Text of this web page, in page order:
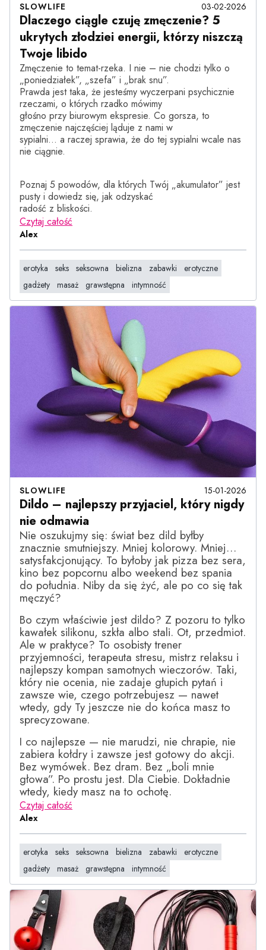
SLOWLIFE 03-02-2026
Dlaczego ciągle czuję zmęczenie? 5
ukrytych złodziei energii, którzy niszczą
Twoje libido
Zmęczenie to temat-rzeka. I nie – nie chodzi tylko o
„poniedziałek”, „szefa” i „brak snu”.
Prawda jest taka, że jesteśmy wyczerpani psychicznie
rzeczami, o których rzadko mówimy
głośno przy biurowym ekspresie. Co gorsza, to
zmęczenie najczęściej ląduje z nami w
sypialni… a raczej sprawia, że do tej sypialni wcale nas
nie ciągnie.
Poznaj 5 powodów, dla których Twój „akumulator” jest
pusty i dowiedz się, jak odzyskać
radość z bliskości.
Czytaj całość
Alex
erotyka seks seksowna bielizna zabawki
erotyczne
gadżety masaż grawstępna intymność
SLOWLIFE 15-01-2026
Dildo – najlepszy przyjaciel, który nigdy
nie odmawia
Nie oszukujmy się: świat bez dild byłby
znacznie smutniejszy. Mniej kolorowy. Mniej…
satysfakcjonujący. To byłoby jak pizza bez sera,
kino bez popcornu albo weekend bez spania
do południa. Niby da się żyć, ale po co się tak
męczyć?
Bo czym właściwie jest dildo? Z pozoru to tylko
kawałek silikonu, szkła albo stali. Ot, przedmiot.
Ale w praktyce? To osobisty trener
przyjemności, terapeuta stresu, mistrz relaksu i
najlepszy kompan samotnych wieczorów. Taki,
który nie ocenia, nie zadaje głupich pytań i
zawsze wie, czego potrzebujesz — nawet
wtedy, gdy Ty jeszcze nie do końca masz to
sprecyzowane.
I co najlepsze — nie marudzi, nie chrapie, nie
zabiera kołdry i zawsze jest gotowy do akcji.
Bez wymówek. Bez dram. Bez „boli mnie
głowa”. Po prostu jest. Dla Ciebie. Dokładnie
wtedy, kiedy masz na to ochotę.
Czytaj całość
Alex
erotyka seks seksowna bielizna zabawki
erotyczne
gadżety masaż grawstępna intymność